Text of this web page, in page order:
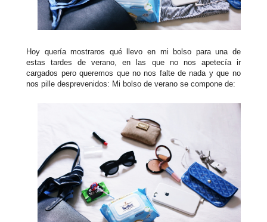
Hoy quería mostraros qué llevo en mi bolso para una de
estas tardes de verano, en las que no nos apetecía ir
cargados pero queremos que no nos falte de nada y que no
nos pille desprevenidos: Mi bolso de verano se compone de: